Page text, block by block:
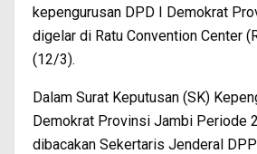
kepengurusan DPD I Demokrat
digelar di Ratu Convention Center
(12/3).
Dalam Surat Keputusan (SK)
Demokrat Provinsi Jambi Periode
dibacakan Sekertaris Jenderal